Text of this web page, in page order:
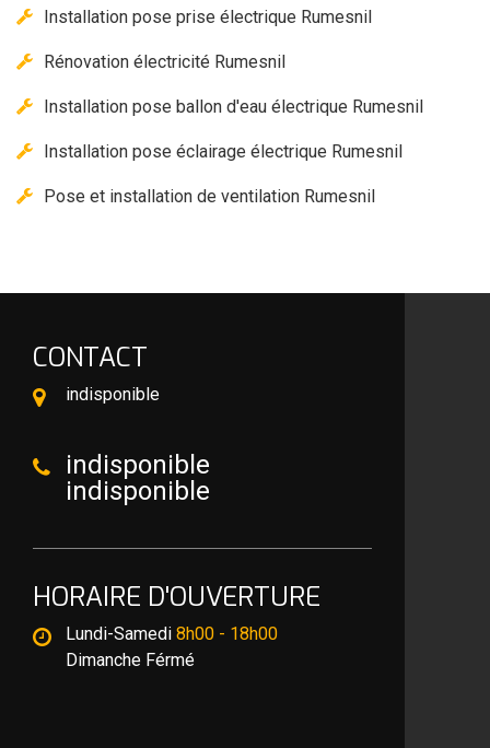
Installation pose prise électrique Rumesnil
Rénovation électricité Rumesnil
Installation pose ballon d'eau électrique Rumesnil
Installation pose éclairage électrique Rumesnil
Pose et installation de ventilation Rumesnil
CONTACT
indisponible
indisponible
indisponible
HORAIRE D'OUVERTURE
Lundi-Samedi 8h00 - 18h00
Dimanche Férmé